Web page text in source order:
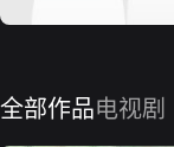
全部作品电视剧